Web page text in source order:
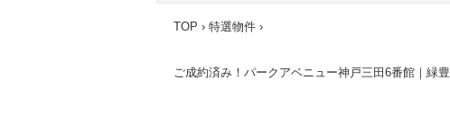
TOP › 特選物件 ›
ご成約済み！パークアベニュー神戸三田6番館｜緑